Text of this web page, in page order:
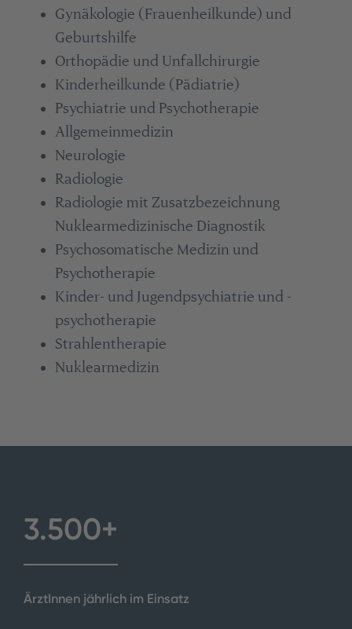
Gynäkologie (Frauenheilkunde) und
Geburtshilfe
Orthopädie und Unfallchirurgie
Kinderheilkunde (Pädiatrie)
Psychiatrie und Psychotherapie
Allgemeinmedizin
Neurologie
Radiologie
Radiologie mit Zusatzbezeichnung
Nuklearmedizinische Diagnostik
Psychosomatische Medizin und
Psychotherapie
Kinder- und Jugendpsychiatrie und -
psychotherapie
Strahlentherapie
Nuklearmedizin
3.500+
ÄrztInnen jährlich im Einsatz